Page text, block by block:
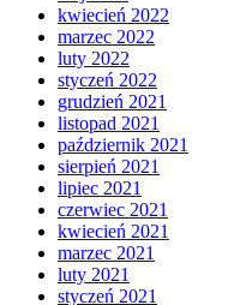
kwiecień 2022
marzec 2022
luty 2022
styczeń 2022
grudzień 2021
listopad 2021
październik 2021
sierpień 2021
lipiec 2021
czerwiec 2021
kwiecień 2021
marzec 2021
luty 2021
styczeń 2021